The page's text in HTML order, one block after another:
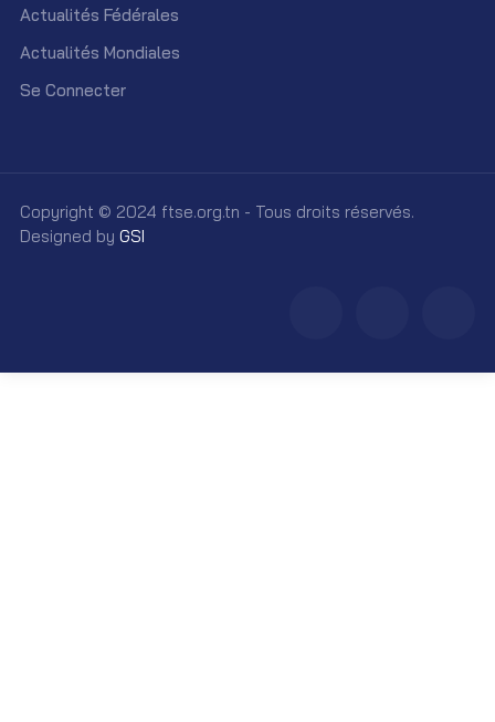
Actualités Fédérales
Actualités Mondiales
Se Connecter
Copyright © 2024 ftse.org.tn - Tous droits réservés.
Designed by GSI